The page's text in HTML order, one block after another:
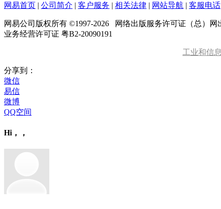
网易首页 | 公司简介 | 客户服务 | 相关法律 | 网站导航 | 客服电话
网易公司版权所有 ©1997-2026 网络出版服务许可证（总）网
业务经营许可证 粤B2-20090191
工业和信
分享到：
微信
易信
微博
QQ空间
Hi，，